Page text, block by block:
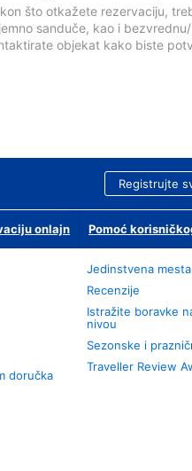
što otkažete rezervaciju,
sanduče, kao i
objekat kako biste
Registrujte
onlajn Pomoć
doručka
Jedinstvena
Recenzije
Istražite boravke
nivou
Sezonske i
Traveller Review